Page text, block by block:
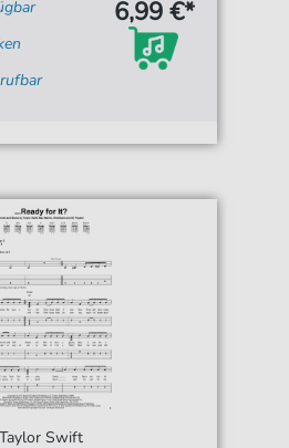
6,99 €*
Taylor Swift